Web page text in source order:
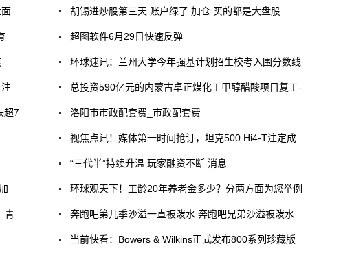
超7
青
胡锡进炒股第三天:账户绿了 加仓 买的都是大盘股
超图软件6月29日快速反弹
环球速讯：兰州大学今年强基计划招生校考入围分数线
总投资590亿元的内蒙古卓正煤化工甲醇醋酸项目复工-
洛阳市市政配套费_市政配套费
视焦点讯！媒体第一时间抢订，坦克500 Hi4-T注定成
“三代半”持续升温 玩家融资不断 消息
环球观天下！工龄20年养老金多少？分两方面为您举例
奔跑吧第几季沙溢一直被泼水 奔跑吧兄弟沙溢被泼水
当前快看：Bowers & Wilkins正式发布800系列珍藏版